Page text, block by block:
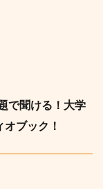
で聞ける！大学
ブック！